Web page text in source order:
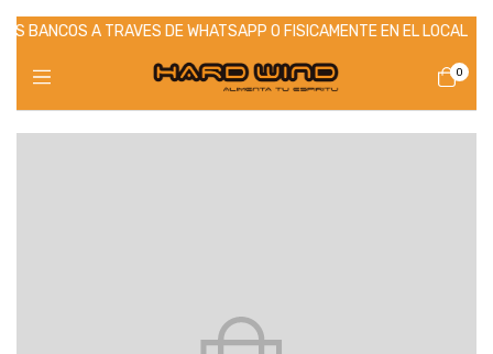
A TRAVES DE WHATSAPP O FISICAMENTE EN EL LOCAL
0